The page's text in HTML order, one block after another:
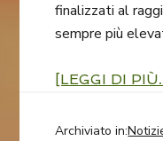
finalizzati al
sempre più
[LEGGI DI
Archiviato in: